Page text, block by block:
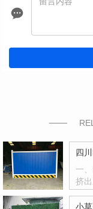
四
一
挤
小